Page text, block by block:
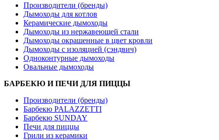
Производители (бренды)
Дымоходы для котлов
Керамические дымоходы
Дымоходы из нержавеющей стали
Дымоходы окрашенные в цвет кровли
Дымоходы с изоляцией (сэндвич)
Одноконтурные дымоходы
Овальные дымоходы
БАРБЕКЮ И ПЕЧИ ДЛЯ ПИЦЦЫ
Производители (бренды)
Барбекю PALAZZETTI
Барбекю SUNDAY
Печи для пиццы
Грили из керамики